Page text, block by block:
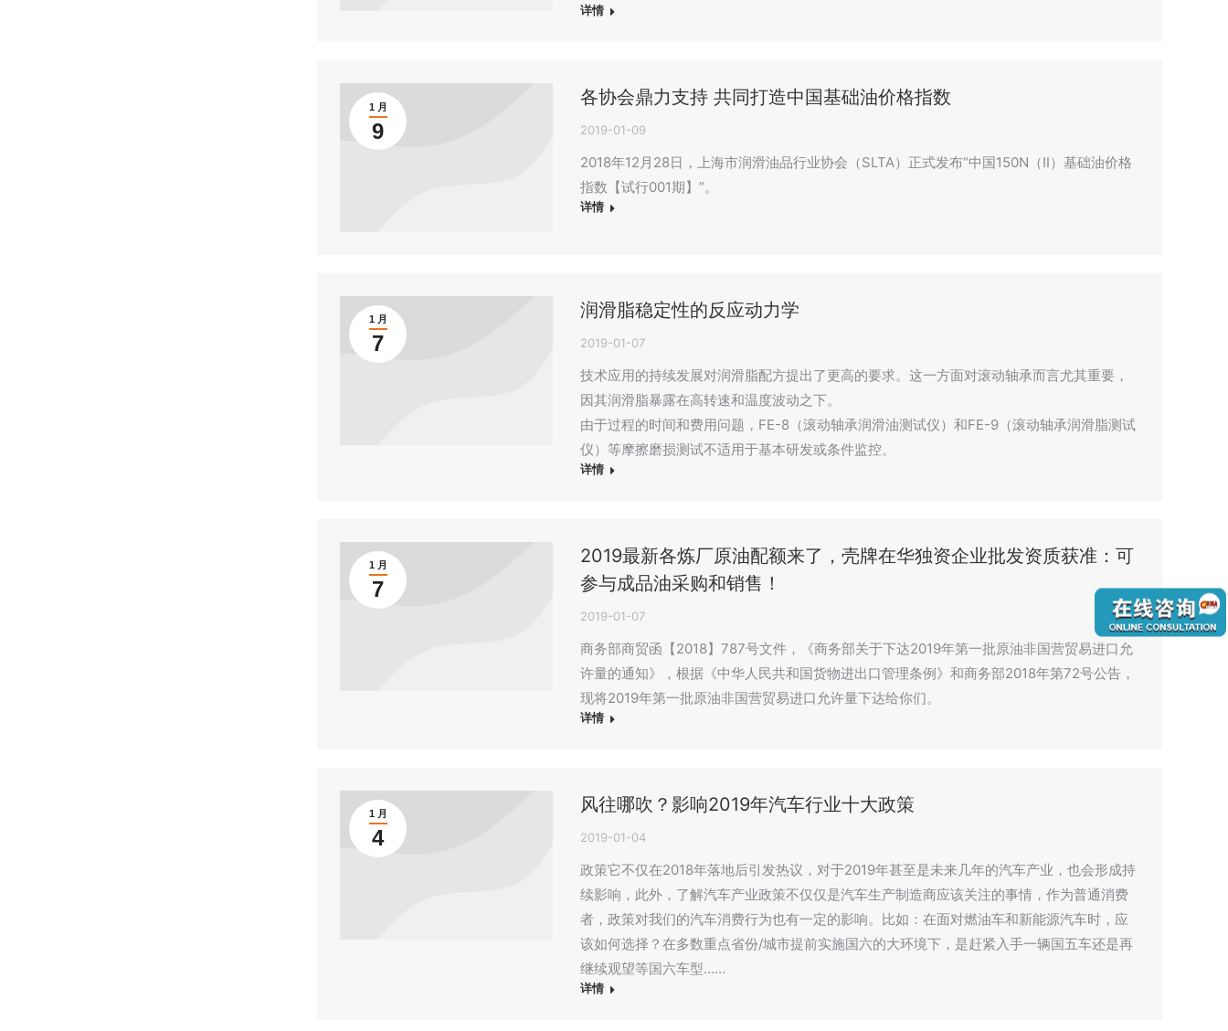
详情
1 月
9
各协会鼎力支持 共同打造中国基础油价格指数
2019-01-09
2018年12月28日，上海市润滑油品行业协会（SLTA）正式发布“中国150N（II）基础油价格
指数【试行001期】”。
详情
1 月
7
润滑脂稳定性的反应动力学
2019-01-07
技术应用的持续发展对润滑脂配方提出了更高的要求。这一方面对滚动轴承而言尤其重要，
因其润滑脂暴露在高转速和温度波动之下。
由于过程的时间和费用问题，FE-8（滚动轴承润滑油测试仪）和FE-9（滚动轴承润滑脂测试
仪）等摩擦磨损测试不适用于基本研发或条件监控。
详情
1 月
7
2019最新各炼厂原油配额来了，壳牌在华独资企业批发资质获准：可
参与成品油采购和销售！
2019-01-07
商务部商贸函【2018】787号文件，《商务部关于下达2019年第一批原油非国营贸易进口允
许量的通知》，根据《中华人民共和国货物进出口管理条例》和商务部2018年第72号公告，
现将2019年第一批原油非国营贸易进口允许量下达给你们。
详情
1 月
4
风往哪吹？影响2019年汽车行业十大政策
2019-01-04
政策它不仅在2018年落地后引发热议，对于2019年甚至是未来几年的汽车产业，也会形成持
续影响，此外，了解汽车产业政策不仅仅是汽车生产制造商应该关注的事情，作为普通消费
者，政策对我们的汽车消费行为也有一定的影响。比如：在面对燃油车和新能源汽车时，应
该如何选择？在多数重点省份/城市提前实施国六的大环境下，是赶紧入手一辆国五车还是再
继续观望等国六车型……
详情